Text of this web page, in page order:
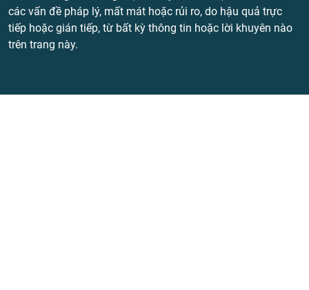
các vấn đề pháp lý, mất mát hoặc rủi ro, do hậu quả trực
tiếp hoặc gián tiếp, từ bất kỳ thông tin hoặc lời khuyên nào
trên trang này.